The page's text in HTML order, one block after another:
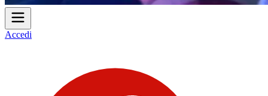
Accedi